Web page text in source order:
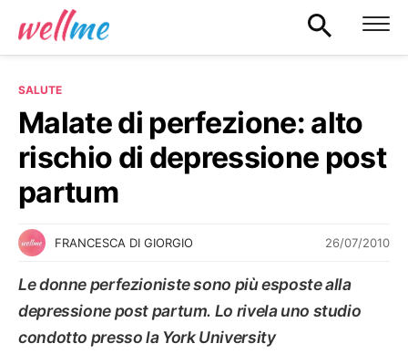
SALUTE
Malate di perfezione: alto
rischio di depressione post
partum
FRANCESCA DI GIORGIO 26/07/2010
Le donne perfezioniste sono più esposte alla
depressione post partum. Lo rivela uno studio
condotto presso la York University